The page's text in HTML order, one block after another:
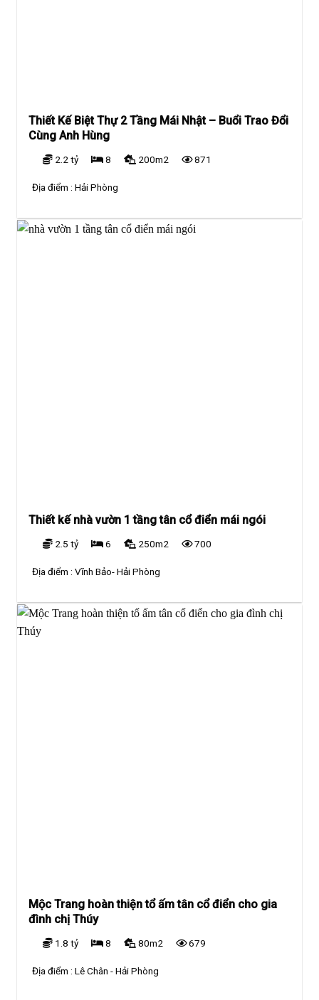
Thiết Kế Biệt Thự 2 Tầng Mái Nhật – Buổi Trao Đổi
Cùng Anh Hùng
2.2 tỷ 8 200m2 871
Địa điểm :Hải Phòng
Thiết kế nhà vườn 1 tầng tân cổ điển mái ngói
2.5 tỷ 6 250m2 700
Địa điểm :Vĩnh Bảo- Hải Phòng
Mộc Trang hoàn thiện tổ ấm tân cổ điển cho gia
đình chị Thúy
1.8 tỷ 8 80m2 679
Địa điểm :Lê Chân - Hải Phòng